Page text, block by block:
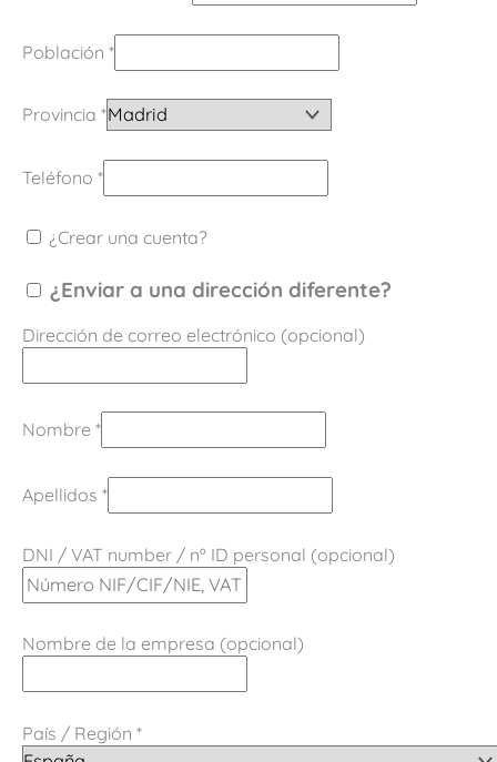
Población *
Provincia *
Teléfono *
¿Crear una cuenta?
¿Enviar a una dirección diferente?
Dirección de correo electrónico (opcional)
Nombre *
Apellidos *
DNI / VAT number / nº ID personal (opcional)
Nombre de la empresa (opcional)
País / Región *